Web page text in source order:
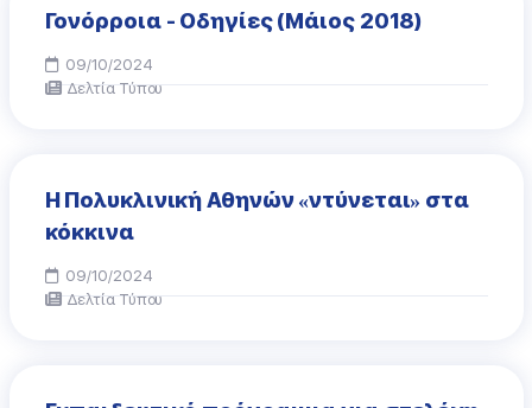
Γονόρροια - Οδηγίες (Μάιος 2018)
09/10/2024
Δελτία Τύπου
Η Πολυκλινική Αθηνών «ντύνεται» στα
κόκκινα
09/10/2024
Δελτία Τύπου